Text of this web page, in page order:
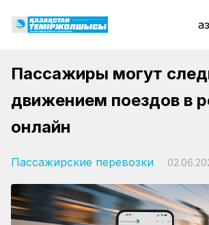
Пассажиры могут
движением поездов в
онлайн
Пассажирские перевозки